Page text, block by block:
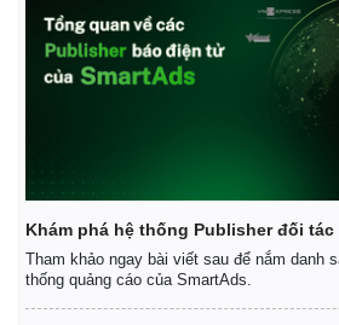
Khám phá hệ thống Publisher đối tác
Tham khảo ngay bài viết sau để nắm danh
thống quảng cáo của SmartAds.